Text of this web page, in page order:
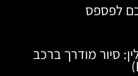
לפספס
סיור מודרך ברכב